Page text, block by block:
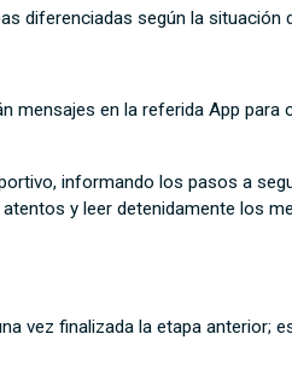
diferenciadas según la situación
mensajes en la referida App para
informando los pasos a
y leer detenidamente los
vez finalizada la etapa anterior;